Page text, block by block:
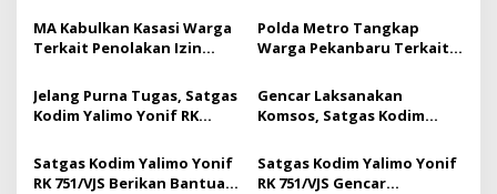
i
p
s
MA Kabulkan Kasasi Warga
Terkait Penolakan Izin
Polda Metro Tangkap
Warga Pekanbaru Terkait
Jelang Purna Tugas, Satgas
Kodim Yalimo Yonif RK
Pemuda dan Warga
Gencar Laksanakan
Komsos, Satgas Kodim
Dapat Tempat di Hati
Warga
Satgas Kodim Yalimo Yonif
RK 751/VJS Berikan Bantuan
Satgas Kodim Yalimo Yonif
RK 751/VJS Gencar